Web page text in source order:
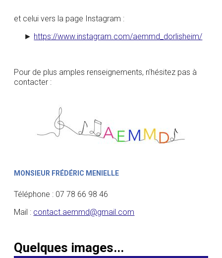
et celui vers la page Instagram :
► https://www.instagram.com/aemmd_dorlisheim/
Pour de plus amples renseignements, n'hésitez pas à
contacter :
MONSIEUR FRÉDÉRIC MENIELLE
Téléphone : 07 78 66 98 46
Mail : contact.aemmd@gmail.com
Quelques images...